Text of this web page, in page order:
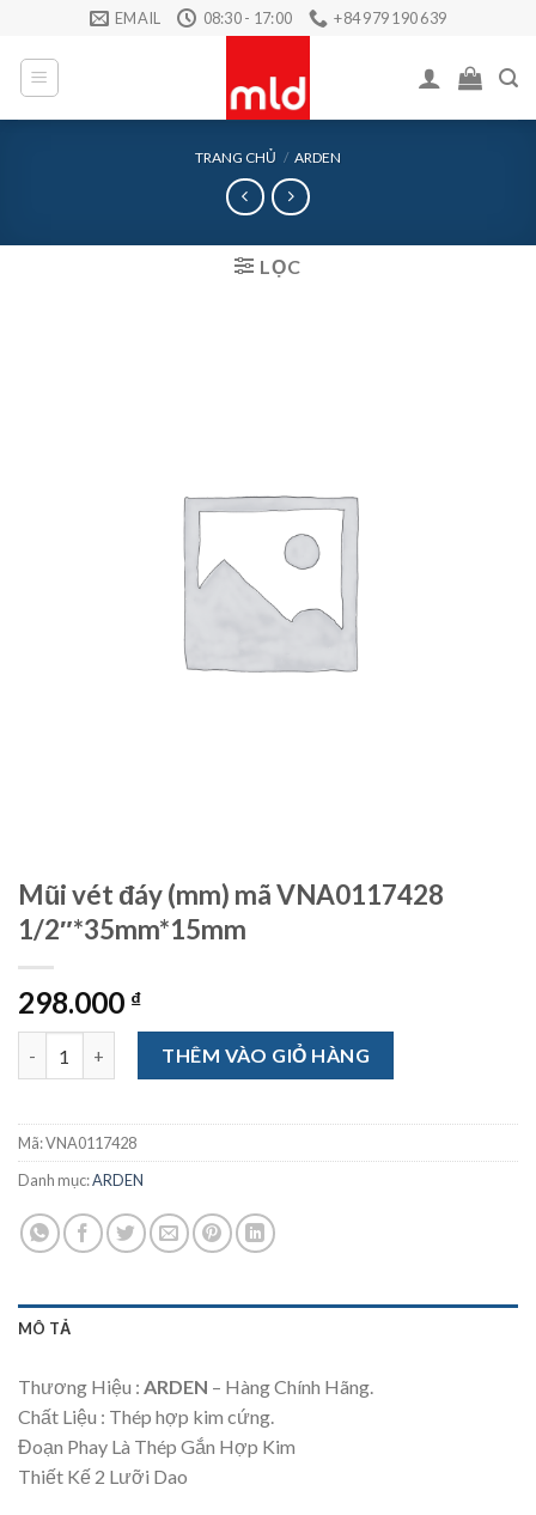
content
EMAIL 08:30 - 17:00 +84 979 190 639
TRANG CHỦ / ARDEN
LỌC
Mũi vét đáy (mm) mã VNA0117428
1/2″*35mm*15mm
298.000 ₫
Mũi vét đáy (mm) mã VNA0117428 1/2"*35mm*15mm số lượng
THÊM VÀO GIỎ HÀNG
Mã:VNA0117428
Danh mục:ARDEN
MÔ TẢ
Thương Hiệu : ARDEN – Hàng Chính Hãng.
Chất Liệu : Thép hợp kim cứng.
Đoạn Phay Là Thép Gắn Hợp Kim
Thiết Kế 2 Lưỡi Dao